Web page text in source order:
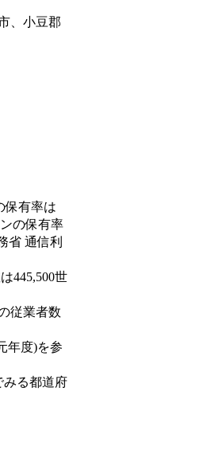
、小豆郡
保有率は
の保有率
省 通信利
445,500世
従業者数
年度)を参
みる都道府